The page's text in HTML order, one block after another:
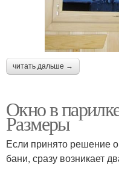
читать дальше →
Окно в
Размеры
Если принято решение
бани, сразу возникает